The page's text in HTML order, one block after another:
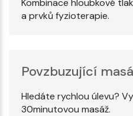
a prvků fyzioterapie.
Povzbuzující
Hledáte rychlou úlevu?
30minutovou masáž.